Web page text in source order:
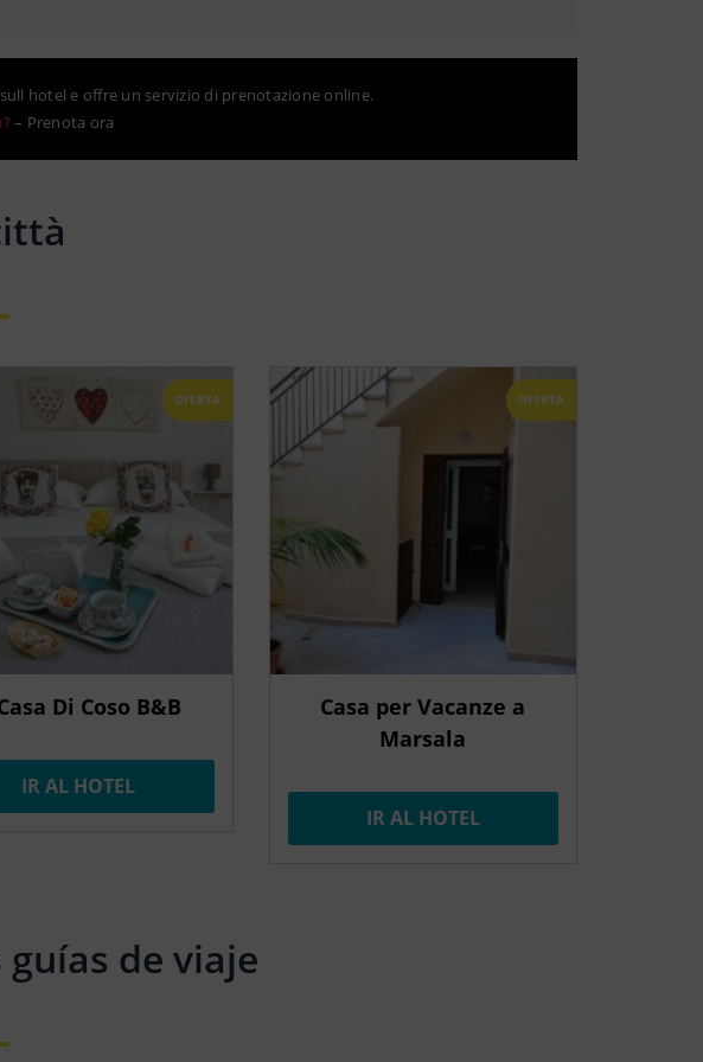
hotel e offre un servizio di prenotazione online.
– Prenota ora
OFERTA
Di Coso B&B
IR AL HOTEL
OFERTA
Casa per Vacanze a
Marsala
IR AL HOTEL
de viaje